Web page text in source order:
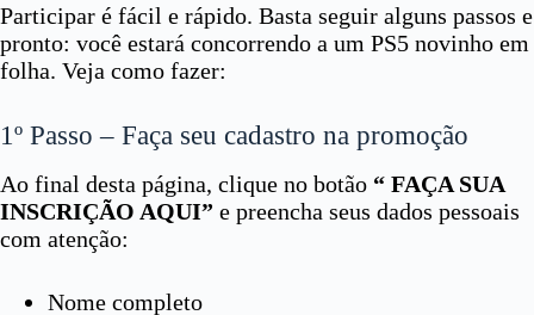
Participar é fácil e rápido. Basta seguir alguns passos e
pronto: você estará concorrendo a um PS5 novinho em
folha. Veja como fazer:
1º Passo – Faça seu cadastro na promoção
Ao final desta página, clique no botão “ FAÇA SUA
INSCRIÇÃO AQUI” e preencha seus dados pessoais
com atenção:
Nome completo